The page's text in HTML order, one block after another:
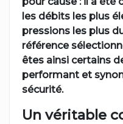
les débits les plus
pressions les plus
référence
êtes ainsi certains
performant et
sécurité.
Un véritable